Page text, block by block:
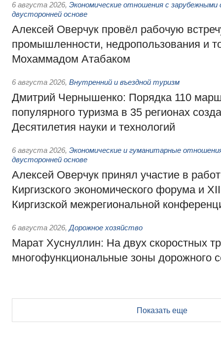
6 августа 2026, Экономические отношения с
двусторонней основе
Алексей Оверчук провёл рабочую
промышленности, недропользования и
Мохаммадом Атабаком
6 августа 2026, Внутренний и въездной туризм
Дмитрий Чернышенко: Порядка 110
популярного туризма в 35 регионах
Десятилетия науки и технологий
6 августа 2026, Экономические и гуманитарные
двусторонней основе
Алексей Оверчук принял участие в
Киргизского экономического форума и
Киргизской межрегиональной
6 августа 2026, Дорожное хозяйство
Марат Хуснуллин: На двух скоростных
многофункциональные зоны дорожного
Показать еще